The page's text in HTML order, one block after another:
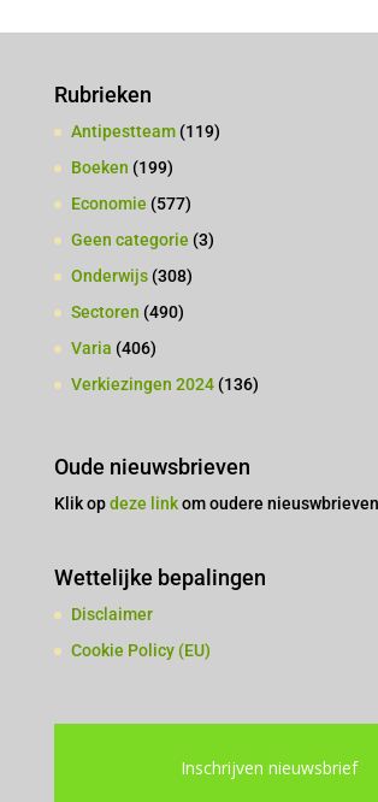
Rubrieken
Antipestteam(119)
Boeken (199)
Economie (577)
Geen categorie (3)
Onderwijs(308)
Sectoren (490)
Varia (406)
Verkiezingen 2024(136)
Oude nieuwsbrieven
Klik opdeze linkom oudere
Wettelijke bepalingen
Disclaimer
Cookie Policy (EU)
Inschrijven nieuwsbrief